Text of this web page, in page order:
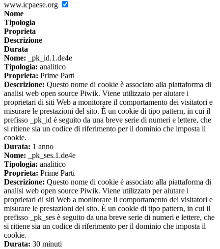
www.icpaese.org
Nome
Tipologia
Proprieta
Descrizione
Durata
Nome: _pk_id.1.de4e
Tipologia: analitico
Proprieta: Prime Parti
Descrizione: Questo nome di cookie è associato alla piattaforma di
analisi web open source Piwik. Viene utilizzato per aiutare i
proprietari di siti Web a monitorare il comportamento dei visitatori e
misurare le prestazioni del sito. È un cookie di tipo pattern, in cui il
prefisso _pk_id è seguito da una breve serie di numeri e lettere, che
si ritiene sia un codice di riferimento per il dominio che imposta il
cookie.
Durata: 1 anno
Nome: _pk_ses.1.de4e
Tipologia: analitico
Proprieta: Prime Parti
Descrizione: Questo nome di cookie è associato alla piattaforma di
analisi web open source Piwik. Viene utilizzato per aiutare i
proprietari di siti Web a monitorare il comportamento dei visitatori e
misurare le prestazioni del sito. È un cookie di tipo pattern, in cui il
prefisso _pk_ses è seguito da una breve serie di numeri e lettere, che
si ritiene sia un codice di riferimento per il dominio che imposta il
cookie.
Durata: 30 minuti